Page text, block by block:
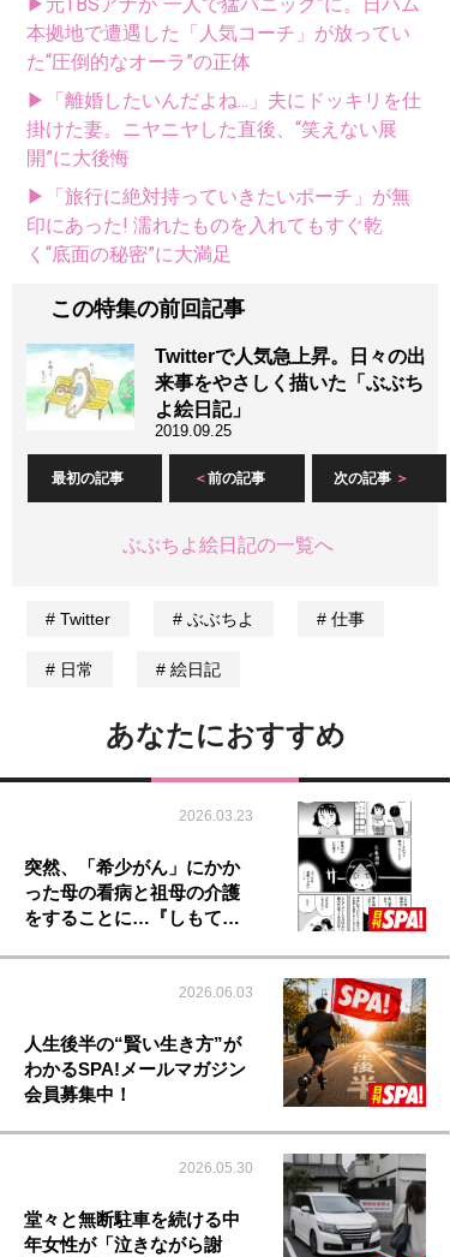
本拠地で遭遇した「人気コーチ」が放ってい
た“圧倒的なオーラ”の正体
▶「離婚したいんだよね...」夫にドッキリを仕
掛けた妻。ニヤニヤした直後、“笑えない展
開”に大後悔
▶「旅行に絶対持っていきたいポーチ」が無
印にあった! 濡れたものを入れてもすぐ乾
く“底面の秘密”に大満足
この特集の前回記事
Twitterで人気急上昇。日々の出
来事をやさしく描いた「ぶぶち
よ絵日記」
2019.09.25
最初の記事 前の記事 次の記事
ぶぶちよ絵日記の一覧へ
Twitter ぶぶちよ 仕事
日常 絵日記
あなたにおすすめ
2026.03.23
突然、「希少がん」にかか
った母の看病と祖母の介護
をすることに…『しもて…
2026.06.03
人生後半の“賢い生き方”が
わかるSPA!メールマガジン
会員募集中！
2026.05.30
堂々と無断駐車を続ける中
年女性が「泣きながら謝